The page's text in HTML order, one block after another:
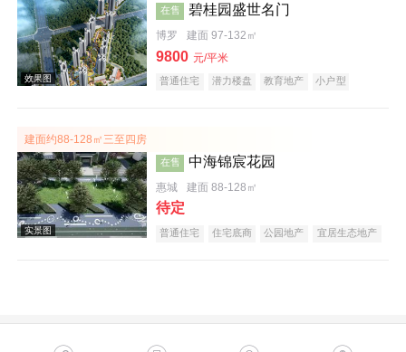
在售 碧桂园盛世名门
博罗 建面 97-132㎡
9800 元/平米
普通住宅 潜力楼盘 教育地产
小户型
建面约88-128㎡三至四房
在售 中海锦宸花园
惠城 建面 88-128㎡
待定
普通住宅 住宅底商 公园地产
宜居生态地产